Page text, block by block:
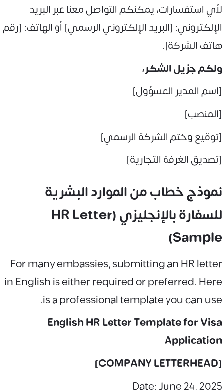
لأي استفسارات، يمكنكم التواصل معنا عبر البريد
الإلكتروني: [البريد الإلكتروني الرسمي] أو الهاتف: [رقم
هاتف الشركة].
ولكم جزيل الشكر،
[اسم المدير المسؤول]
[المنصب]
[توقيع وختم الشركة الرسمي]
[تصديق الغرفة التجارية]
نموذج خطاب من الموارد البشرية
للسفارة بالإنجليزي (HR Letter
Sample)
For many embassies, submitting an HR letter
in English is either required or preferred. Here
is a professional template you can use.
English HR Letter Template for Visa
Application
[COMPANY LETTERHEAD]
Date: June 24, 2025